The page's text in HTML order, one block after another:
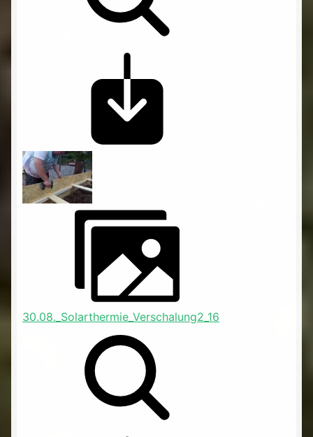
30.08._Solarthermie_Verschalung2_16